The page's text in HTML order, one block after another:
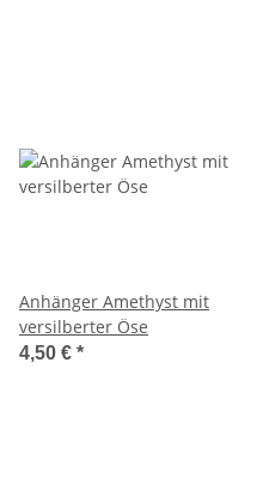
Anhänger Amethyst mit
versilberter Öse
4,50 € *